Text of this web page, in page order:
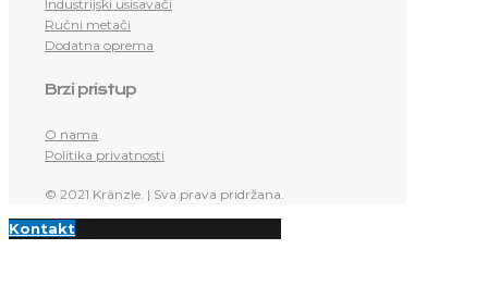
Industrijski usisavači
Ručni metači
Dodatna oprema
Brzi pristup
O nama
Politika privatnosti
© 2021 Kränzle. | Sva prava pridržana.
Kontakt